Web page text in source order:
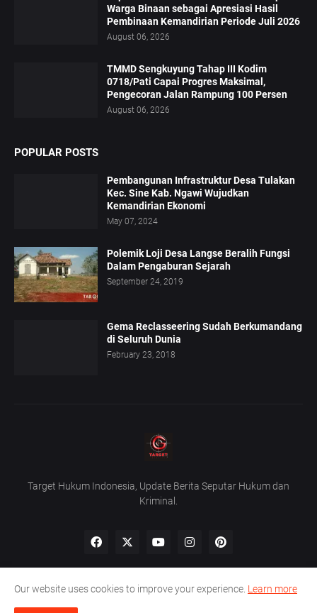
Warga Binaan sebagai Apresiasi Hasil
Pembinaan Kemandirian Periode Juli 2026
August 06, 2026
TMMD Sengkuyung Tahap III Kodim
0718/Pati Capai Progres Maksimal,
Pengecoran Jalan Rampung 100 Persen
August 06, 2026
POPULAR POSTS
Pembangunan Infrastruktur Desa Tulakan
Kec. Sine Kab. Ngawi Wujudkan
Kemandirian Ekonomi
May 07, 2024
Polemik Loji Desa Langse Beralih Fungsi
Dalam Pengaburan Sejarah
September 24, 2019
Gema Reclasseering Sudah Berkumandang
di Seluruh Dunia
February 23, 2018
Target Hukum Indonesia, Update Berita Seputar Hukum dan
Kriminal.
Home
Our website uses cookies to improve your experience. Learn more